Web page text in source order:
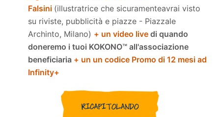
Falsini (illustratrice che sicuramenteavrai visto
su riviste, pubblicità e piazze - Piazzale
Archinto, Milano) + un video live di quando
doneremo i tuoi KOKONO™ all'associazione
beneficiaria + un un codice Promo di 12 mesi ad
Infinity+